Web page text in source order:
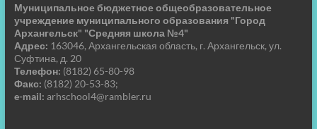
Муниципальное бюджетное общеобразовательное
учреждение муниципального образования "Город
Архангельск" "Средняя школа №4"
Адрес: 163046, Архангельская область, г. Архангельск, ул.
Суфтина, д. 20
Телефон: (8182) 65-80-98
Факс: (8182) 20-53-83;
e-mail: arhschool4@rambler.ru